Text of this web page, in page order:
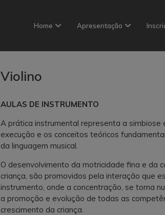
Home Apresentação
Violino
AULAS DE INSTRUMENTO
A prática instrumental representa a simbiose
execução e os conceitos teóricos
da linguagem musical.
O desenvolvimento da motricidade fina e da
criança, são promovidos pela interação que
instrumento, onde a concentração, se torna
a promoção e evolução de todas as
crescimento da criança.